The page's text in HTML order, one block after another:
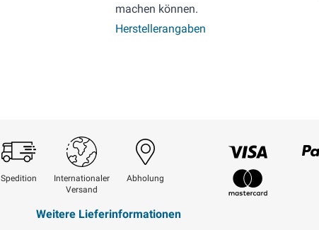
machen können.
Herstellerangaben
Spedition
Internationaler
Versand
Abholung
Weitere Lieferinformationen
Visum